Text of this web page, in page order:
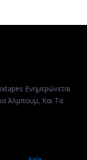
Ενημερώνεται
Άλμπουμ, Και Τα